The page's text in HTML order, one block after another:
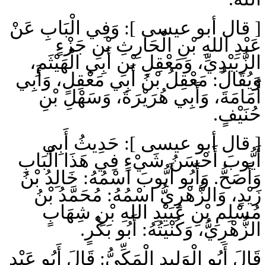
[ قال أبو عيسى ]: وَفِي الْبَابِ عَنْ
عَبْدِ اللهِ بْنِ الْحَارِثِ بْنِ جَزْءٍ
الزُّبَيْدِيِّ، وَمَعْقِلِ بْنِ أَبِي الْهَيْثَمِ،
وَيُقَالُ: مَعْقِلُ بْنُ أَبِي مَعْقِلٍ، وَأَبِي
أُمَامَةَ، وَأَبِي هُرَيْرَةَ، وَسَهْلِ بْنِ
حُنَيْفٍ.
[ قال أبو عيسى ]: حَدِيثُ أَبِي
أَيُّوبَ أَحْسَنُ شَيْءٍ فِي هَذَا الْبَابِ
وَأَصَحُّ. وَأَبُو أَيُّوبَ اسْمُهُ: خَالِدُ بْنُ
زَيْدٍ، وَالزُّهْرِيُّ اسْمُهُ: مُحَمَّدُ بْنُ
مُسْلِمِ بْنِ عُبَيْدِ اللهِ بْنِ شِهَابٍ
الزُّهْرِيُّ، وَكُنْيَتُهُ: أَبُو بَكْرٍ.
قَالَ أَبُو الْوَلِيدِ الْمَكِّيُّ: قَالَ أَبُو عَبْدِ